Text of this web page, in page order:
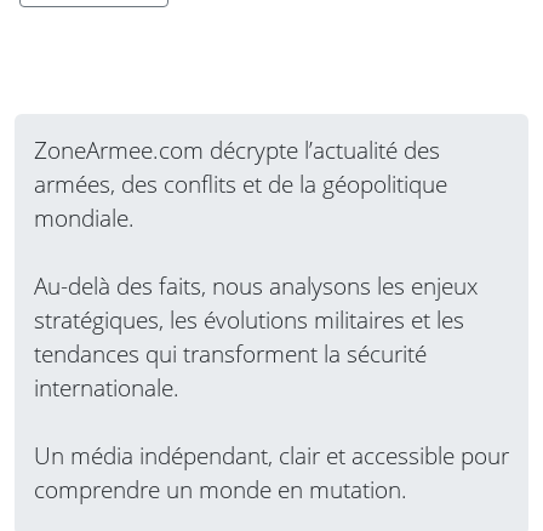
ZoneArmee.com décrypte l’actualité des
armées, des conflits et de la géopolitique
mondiale.
Au-delà des faits, nous analysons les enjeux
stratégiques, les évolutions militaires et les
tendances qui transforment la sécurité
internationale.
Un média indépendant, clair et accessible pour
comprendre un monde en mutation.